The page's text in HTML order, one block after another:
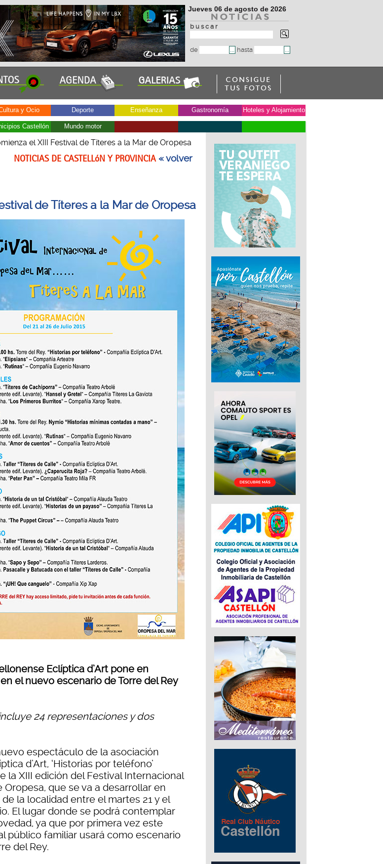
Jueves 06 de agosto de 2026
b u s c a r
de hasta
y Ocio Deporte Enseñanza Gastronomía Hoteles y Alojamiento
Castellón Mundo motor
el XIII Festival de Títeres a la Mar de Oropesa
NOTICIAS DE CASTELLóN Y PROVINCIA« volver
de Títeres a la Mar de Oropesa
Eclíptica d’Art pone en
el nuevo escenario de Torre del Rey
24 representaciones y dos
espectáculo de la asociación
d’Art, ‘Historias por teléfono’
la XIII edición del Festival Internacional
Oropesa, que se va a desarrollar en
la localidad entre el martes 21 y el
El lugar donde se podrá contemplar
ya que por primera vez este
público familiar usará como escenario
del Rey.